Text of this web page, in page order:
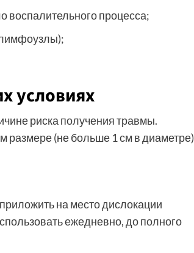
воспалительного процесса;
условиях
риска получения травмы.
(не больше 1 см в диаметре)
на место дислокации
ежедневно, до полного